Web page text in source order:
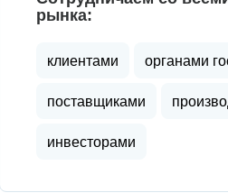
рынка:
клиентами
органами
поставщиками
инвесторами